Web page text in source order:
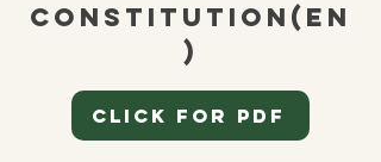
constitution(EN
)
click for pdf